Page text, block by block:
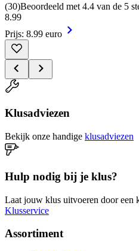
(30)Beoordeeld met 4.4 van de 5
8.99
Prijs: 8.99 euro
Klusadviezen
Bekijk onze handige klusadviezen
Hulp nodig bij je klus?
Laat jouw klus uitvoeren door een
Klusservice
Assortiment